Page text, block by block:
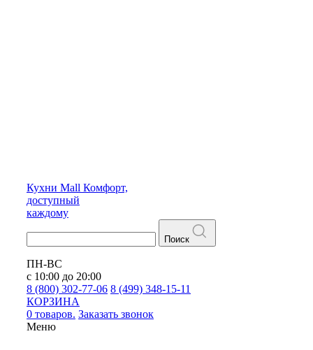
Кухни Mall Комфорт,
доступный
каждому
Поиск
ПН-ВС
с 10:00 до 20:00
8 (800) 302-77-06 8 (499) 348-15-11
КОРЗИНА
0 товаров. Заказать звонок
Меню